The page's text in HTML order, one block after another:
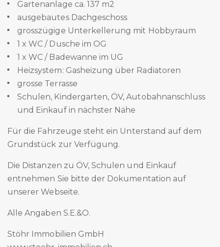
Gartenanlage ca. 137 m2
ausgebautes Dachgeschoss
grosszügige Unterkellerung mit Hobbyraum
1 x WC / Dusche im OG
1 x WC / Badewanne im UG
Heizsystem: Gasheizung über Radiatoren
grosse Terrasse
Schulen, Kindergarten, ÖV, Autobahnanschluss
und Einkauf in nächster Nähe
Für die Fahrzeuge steht ein Unterstand auf dem
Grundstück zur Verfügung.
Die Distanzen zu ÖV, Schulen und Einkauf
entnehmen Sie bitte der Dokumentation auf
unserer Webseite.
Alle Angaben S.E.&O.
Stöhr Immobilien GmbH